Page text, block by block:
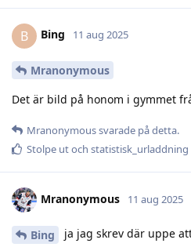
B Bing 11 aug 2025
Mranonymous
Det är bild på honom i gymmet
Mranonymoussvarade på detta.
Stolpe utoch statistisk_urladdning
Mranonymous 11 aug 2025
Bing
ja jag skrev där uppe